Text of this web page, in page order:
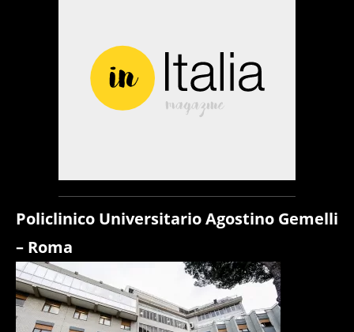
Policlinico Universitario Agostino Gemelli
– Roma